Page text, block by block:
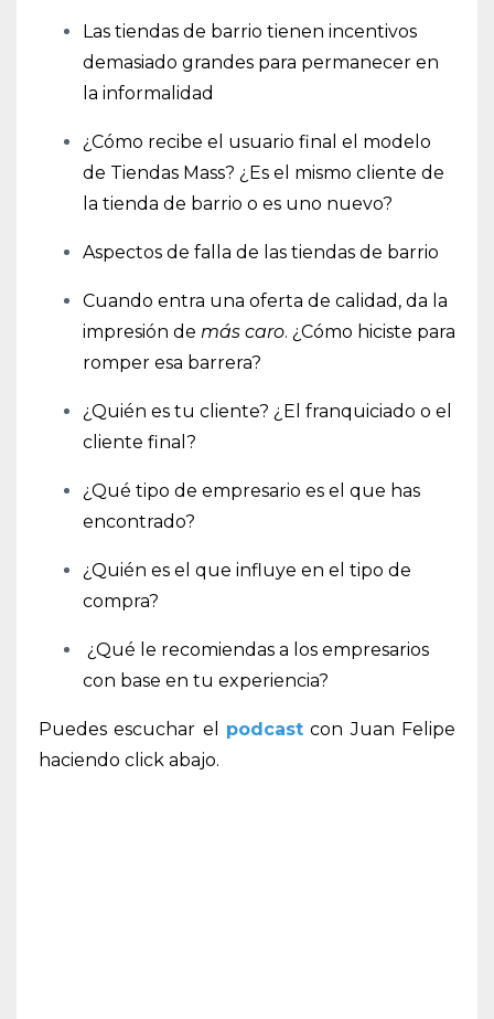
Las tiendas de barrio tienen incentivos
demasiado grandes para permanecer en
la informalidad
¿Cómo recibe el usuario final el modelo
de Tiendas Mass? ¿Es el mismo cliente de
la tienda de barrio o es uno nuevo?
Aspectos de falla de las tiendas de barrio
Cuando entra una oferta de calidad, da la
impresión de más caro. ¿Cómo hiciste para
romper esa barrera?
¿Quién es tu cliente? ¿El franquiciado o el
cliente final?
¿Qué tipo de empresario es el que has
encontrado?
¿Quién es el que influye en el tipo de
compra?
¿Qué le recomiendas a los empresarios
con base en tu experiencia?
Puedes escuchar el podcast con Juan Felipe
haciendo click abajo.